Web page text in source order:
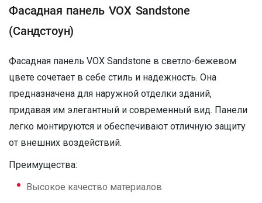
Фасадная панель VOX Sandstone
(Сандстоун)
Фасадная панель VOX Sandstone в светло-бежевом
цвете сочетает в себе стиль и надежность. Она
предназначена для наружной отделки зданий,
придавая им элегантный и современный вид. Панели
легко монтируются и обеспечивают отличную защиту
от внешних воздействий.
Преимущества:
Высокое качество материалов